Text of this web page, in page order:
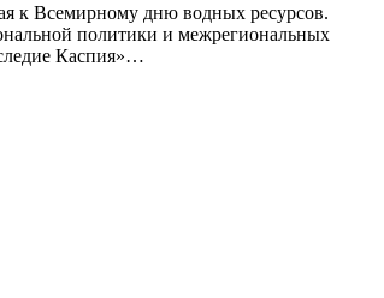
к Всемирному дню водных ресурсов.
политики и межрегиональных
Каспия»…